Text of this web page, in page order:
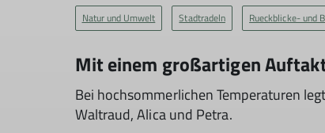
Natur und Umwelt Stadtradeln Rueckblicke- und
Mit einem großartigen
Bei hochsommerlichen Temperaturen
Waltraud, Alica und Petra.